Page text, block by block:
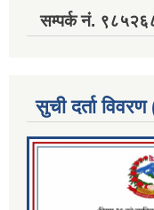
सम्पर्क नं.
सुची दर्ता